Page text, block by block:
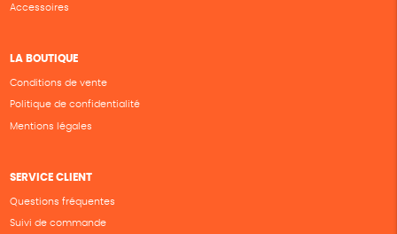
Accessoires
LA BOUTIQUE
Conditions de vente
Politique de confidentialité
Mentions légales
SERVICE CLIENT
Questions fréquentes
Suivi de commande